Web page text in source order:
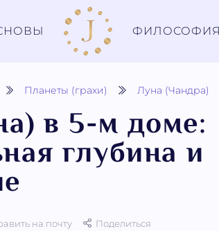
ФИЛОСОФИЯ
Планеты (грахи) Луна (Чандра)
в 5-м доме:
глубина и
на почту Поделиться